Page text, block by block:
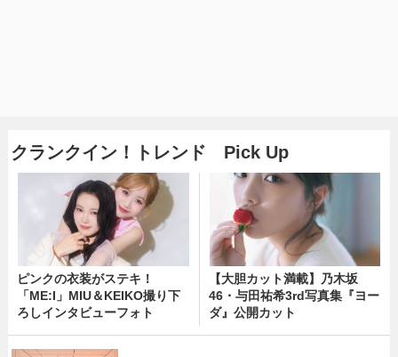
クランクイン！トレンド Pick Up
ピンクの衣装がステキ！
「ME:I」MIU＆KEIKO撮り下
ろしインタビューフォト
【大胆カット満載】乃木坂
46・与田祐希3rd写真集『ヨー
ダ』公開カット